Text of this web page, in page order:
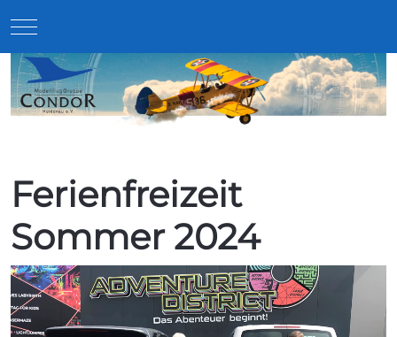
Mobile Menu Toggle
Ferienfreizeit
Sommer 2024